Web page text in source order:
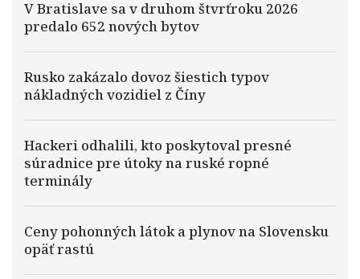
V Bratislave sa v druhom štvrťroku 2026
predalo 652 nových bytov
Rusko zakázalo dovoz šiestich typov
nákladných vozidiel z Číny
Hackeri odhalili, kto poskytoval presné
súradnice pre útoky na ruské ropné
terminály
Ceny pohonných látok a plynov na Slovensku
opäť rastú